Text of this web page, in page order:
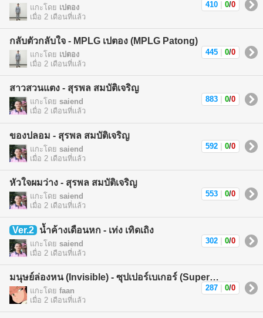
แกะโดย เปตอง
เมื่อ 2 เดือนที่แล้ว
410 0/0
กลับตัวกลับใจ - MPLG เปตอง (MPLG Patong)
แกะโดย เปตอง
เมื่อ 2 เดือนที่แล้ว
445 0/0
สาวสวนแตง - สุรพล สมบัติเจริญ
แกะโดย saiend
เมื่อ 2 เดือนที่แล้ว
883 0/0
ของปลอม - สุรพล สมบัติเจริญ
แกะโดย saiend
เมื่อ 2 เดือนที่แล้ว
592 0/0
หัวใจผมว่าง - สุรพล สมบัติเจริญ
แกะโดย saiend
เมื่อ 2 เดือนที่แล้ว
553 0/0
Ver.2 น้ำค้างเดือนหก - เท่ง เทิดเถิง
แกะโดย saiend
เมื่อ 2 เดือนที่แล้ว
302 0/0
มนุษย์ล่องหน (Invisible) - ซุปเปอร์เบเกอร์ (Superbaker)
แกะโดย faan
เมื่อ 2 เดือนที่แล้ว
287 0/0